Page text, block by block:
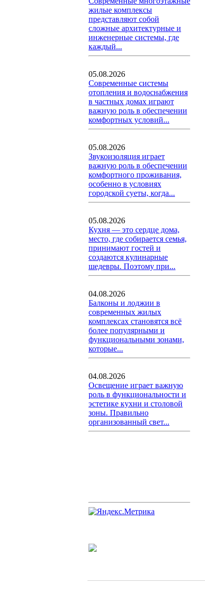
жилые комплексы
представляют собой
сложные архитектурные и
инженерные системы, где
каждый...
05.08.2026
Современные системы
отопления и водоснабжения
в частных домах играют
важную роль в обеспечении
комфортных условий...
05.08.2026
Звукоизоляция играет
важную роль в обеспечении
комфортного проживания,
особенно в условиях
городской суеты, когда...
05.08.2026
Кухня — это сердце дома,
место, где собирается семья,
принимают гостей и
создаются кулинарные
шедевры. Поэтому при...
04.08.2026
Балконы и лоджии в
современных жилых
комплексах становятся всё
более популярными и
функциональными зонами,
которые...
04.08.2026
Освещение играет важную
роль в функциональности и
эстетике кухни и столовой
зоны. Правильно
организованный свет...